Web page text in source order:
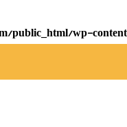
public_html/wp-